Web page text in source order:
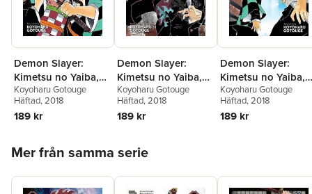
Demon Slayer:
Kimetsu no Yaiba,
Vol. 1
Koyoharu Gotouge
Häftad, 2018
189 kr
Demon Slayer:
Kimetsu no Yaiba,
Vol. 2
Koyoharu Gotouge
Häftad, 2018
189 kr
Demon Slayer:
Kimetsu no Yaiba,
Vol. 3
Koyoharu Gotouge
Häftad, 2018
189 kr
Mer från samma serie